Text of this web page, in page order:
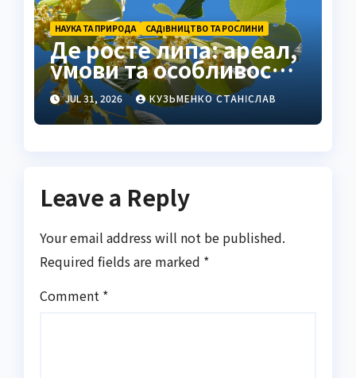
НАУКА ТА ПРИРОДА САДІВНИЦТВО ТА РОСЛИНИ
Де росте липа: ареал,
умови та особливості
поширення
JUL 31, 2026 КУЗЬМЕНКО СТАНІСЛАВ
Leave a Reply
Your email address will not be published.
Required fields are marked *
Comment *